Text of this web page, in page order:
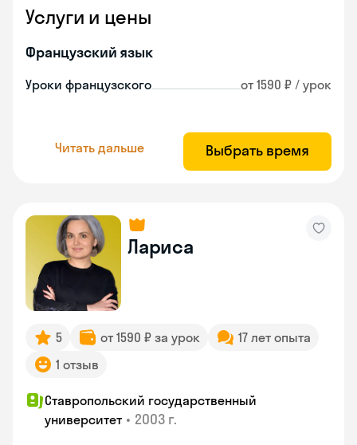
Услуги и цены
Французский язык
Уроки французского от 1590 ₽ / урок
Читать дальше Выбрать время
Лариса
5 от 1590 ₽ за урок
17 лет опыта
1 отзыв
Ставропольский государственный
университет • 2003 г.